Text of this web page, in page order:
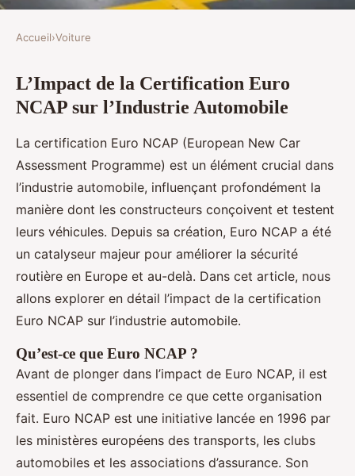
Impact de la certification Euro
NCAP sur l'industrie automobile
Noam• 31 janvier 2025• 5 min de lecture
Accueil›Voiture
L’Impact de la Certification Euro
NCAP sur l’Industrie Automobile
La certification Euro NCAP (European New Car
Assessment Programme) est un élément crucial dans
l’industrie automobile, influençant profondément la
manière dont les constructeurs conçoivent et testent
leurs véhicules. Depuis sa création, Euro NCAP a été
un catalyseur majeur pour améliorer la sécurité
routière en Europe et au-delà. Dans cet article, nous
allons explorer en détail l’impact de la certification
Euro NCAP sur l’industrie automobile.
Qu’est-ce que Euro NCAP ?
Avant de plonger dans l’impact de Euro NCAP, il est
essentiel de comprendre ce que cette organisation
fait. Euro NCAP est une initiative lancée en 1996 par
les ministères européens des transports, les clubs
automobiles et les associations d’assurance. Son